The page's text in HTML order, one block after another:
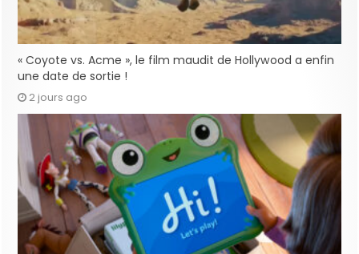
« Coyote vs. Acme », le film maudit de Hollywood a enfin
une date de sortie !
2 jours ago